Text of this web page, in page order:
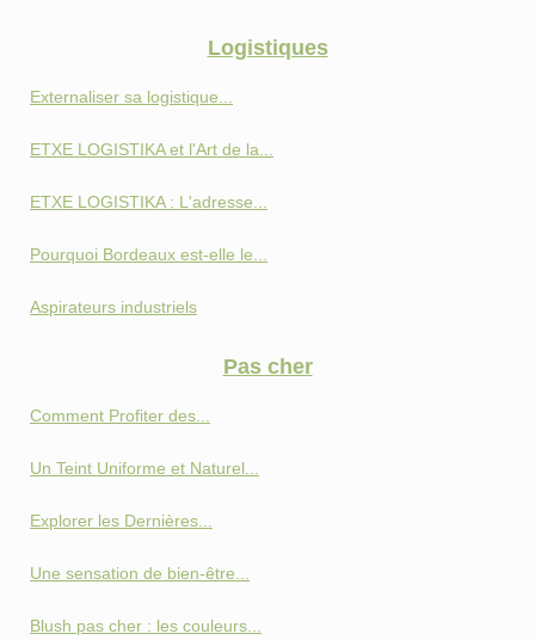
Logistiques
Externaliser sa logistique...
ETXE LOGISTIKA et l'Art de la...
ETXE LOGISTIKA : L'adresse...
Pourquoi Bordeaux est-elle le...
Aspirateurs industriels
Pas cher
Comment Profiter des...
Un Teint Uniforme et Naturel...
Explorer les Dernières...
Une sensation de bien-être...
Blush pas cher : les couleurs...